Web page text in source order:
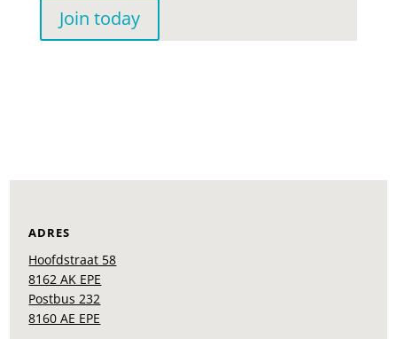
Join today
ADRES
Hoofdstraat 58
8162 AK EPE
Postbus 232
8160 AE EPE